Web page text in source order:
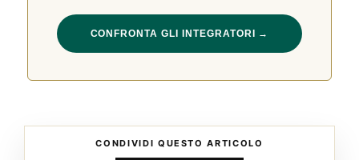
CONFRONTA GLI INTEGRATORI →
CONDIVIDI QUESTO ARTICOLO